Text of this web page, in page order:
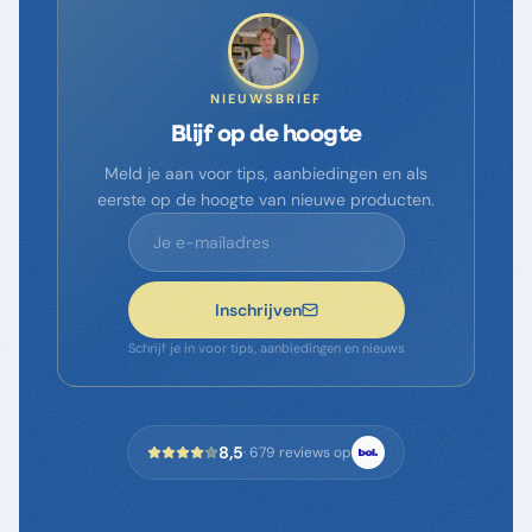
NIEUWSBRIEF
Blijf op de hoogte
Meld je aan voor tips, aanbiedingen en als
eerste op de hoogte van nieuwe producten.
Inschrijven
Schrijf je in voor tips, aanbiedingen en nieuws
8,5·679 reviews op